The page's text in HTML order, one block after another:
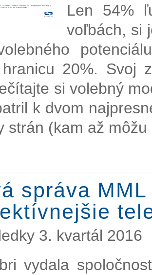
Len 54%
voľbách, si
hranicu 20%.
si volebný
k dvom
strán (kam až
správa
3. kvartál 2016
vydala